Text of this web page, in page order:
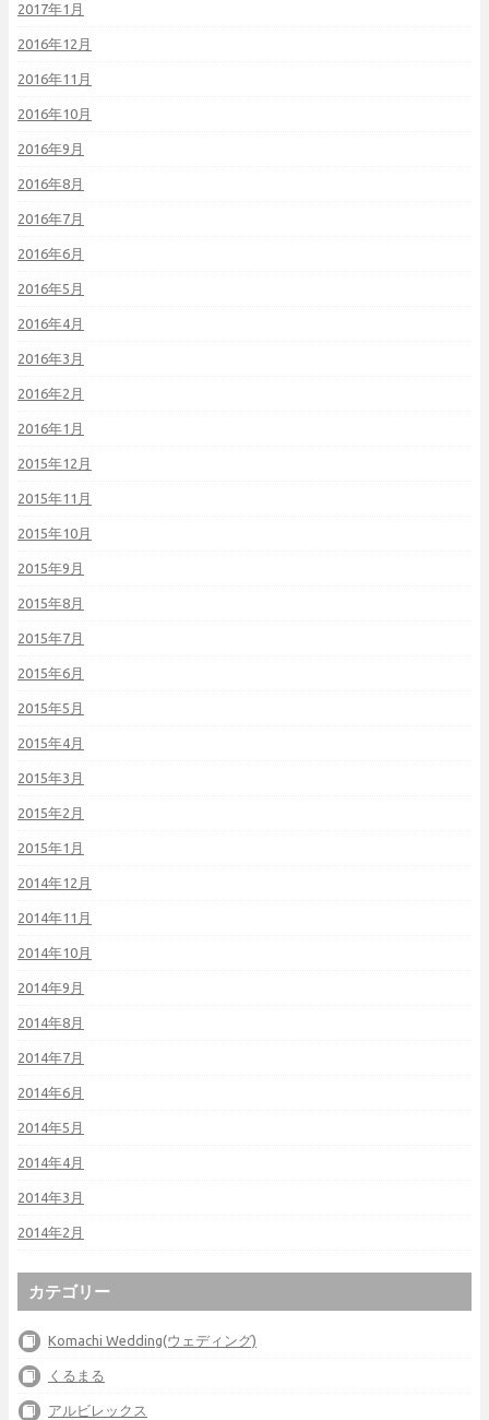
2017年1月
2016年12月
2016年11月
2016年10月
2016年9月
2016年8月
2016年7月
2016年6月
2016年5月
2016年4月
2016年3月
2016年2月
2016年1月
2015年12月
2015年11月
2015年10月
2015年9月
2015年8月
2015年7月
2015年6月
2015年5月
2015年4月
2015年3月
2015年2月
2015年1月
2014年12月
2014年11月
2014年10月
2014年9月
2014年8月
2014年7月
2014年6月
2014年5月
2014年4月
2014年3月
2014年2月
カテゴリー
Komachi Wedding(ウェディング)
くるまる
アルビレックス